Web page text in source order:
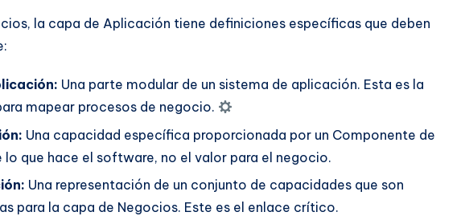
la capa de Aplicación tiene definiciones específicas que deben
Una parte modular de un sistema de aplicación. Esta es la
mapear procesos de negocio.
Una capacidad específica proporcionada por un Componente de
lo que hace el software, no el valor para el negocio.
Una representación de un conjunto de capacidades que son
para la capa de Negocios. Este es el enlace crítico.